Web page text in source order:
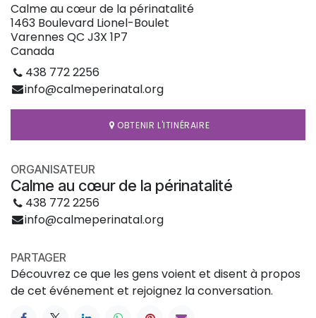
Calme au cœur de la périnatalité
1463 Boulevard Lionel-Boulet
Varennes QC J3X 1P7
Canada
438 772 2256
info@calmeperinatal.org
OBTENIR L'ITINÉRAIRE
ORGANISATEUR
Calme au cœur de la périnatalité
438 772 2256
info@calmeperinatal.org
PARTAGER
Découvrez ce que les gens voient et disent à propos
de cet événement et rejoignez la conversation.